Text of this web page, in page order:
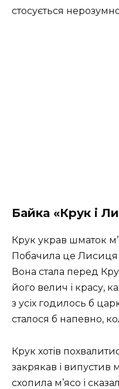
стосується
Байка «Крук і
Крук украв шматок
Побачила це Лисиця з
Вона стала перед
його велич і красу,
з усіх годилось б
сталося б напевно,
Крук хотів
закрякав і випустив
схопила м’ясо і